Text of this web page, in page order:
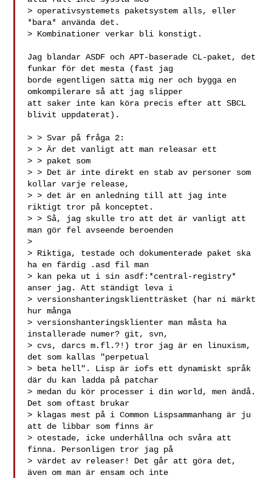
> operativsystemets paketsystem alls, eller
*bara* använda det.
> Kombinationer verkar bli konstigt.
Jag blandar ASDF och APT-baserade CL-paket, det
funkar för det mesta (fast jag
borde egentligen sätta mig ner och bygga en
omkompilerare så att jag slipper
att saker inte kan köra precis efter att SBCL
blivit uppdaterat).
> > Svar på fråga 2:
> > Är det vanligt att man releasar ett
> > paket som
> > Det är inte direkt en stab av personer som
kollar varje release,
> > det är en anledning till att jag inte
riktigt tror på konceptet.
> > Så, jag skulle tro att det är vanligt att
man gör fel avseende beroenden
>
> Riktiga, testade och dokumenterade paket ska
ha en färdig .asd fil man
> kan peka ut i sin asdf:*central-registry*
anser jag. Att ständigt leva i
> versionshanteringsklientträsket (har ni märkt
hur många
> versionshanteringsklienter man måsta ha
installerade numer? git, svn,
> cvs, darcs m.fl.?!) tror jag är en linuxism,
det som kallas "perpetual
> beta hell". Lisp är iofs ett dynamiskt språk
där du kan ladda på patchar
> medan du kör processer i din world, men ändå.
Det som oftast brukar
> klagas mest på i Common Lispsammanhang är ju
att de libbar som finns är
> otestade, icke underhållna och svåra att
finna. Personligen tror jag på
> värdet av releaser! Det går att göra det,
även om man är ensam och inte